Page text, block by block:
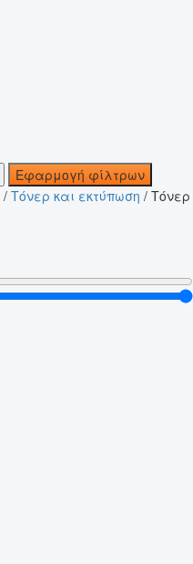
Εφαρμογή φίλτρων
/ Τόνερ και εκτύπωση / Τόνερ